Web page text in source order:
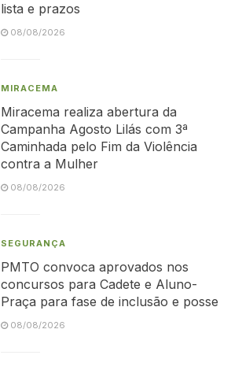
lista e prazos
08/08/2026
MIRACEMA
Miracema realiza abertura da
Campanha Agosto Lilás com 3ª
Caminhada pelo Fim da Violência
contra a Mulher
08/08/2026
SEGURANÇA
PMTO convoca aprovados nos
concursos para Cadete e Aluno-
Praça para fase de inclusão e posse
08/08/2026